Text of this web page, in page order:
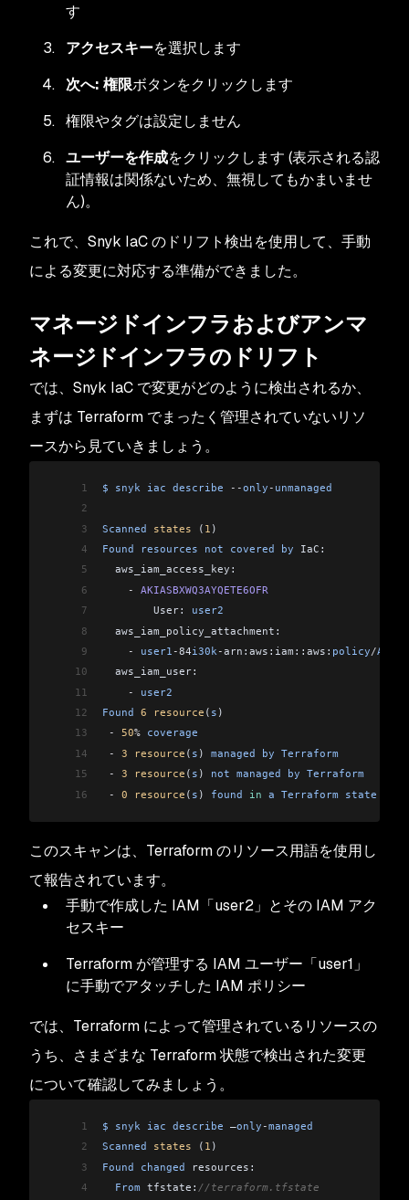
す
アクセスキーを選択します
次へ: 権限ボタンをクリックします
権限やタグは設定しません
ユーザーを作成をクリックします (表示される認
証情報は関係ないため、無視してもかまいませ
ん)。
これで、Snyk IaC のドリフト検出を使用して、手動
による変更に対応する準備ができました。
マネージドインフラおよびアンマ
ネージドインフラのドリフト
では、Snyk IaC で変更がどのように検出されるか、
まずは Terraform でまったく管理されていないリソ
ースから見ていきましょう。
1 $ snyk iac describe --only - unmanaged
2
3
Scanned states ( 1 )
4
Found resources not covered by IaC:
5
  aws_iam_access_key:
6
    -
AKIASBXWQ3AYQETE6OFR
7
        User:
user2
8
  aws_iam_policy_attachment:
9
    -
user1 -84i30k-arn:aws:iam::aws: policy/
10
  aws_iam_user:
11
    -
user2
12
Found 6 resource ( s )
13
- 50% coverage
14
- 3 resource ( s ) managed by Terraform
15
- 3 resource ( s ) not managed by Terraform
16
- 0 resource ( s ) found in a Terraform state
このスキャンは、Terraform のリソース用語を使用し
て報告されています。
手動で作成した IAM「user2」とその IAM アク
セスキー
Terraform が管理する IAM ユーザー「user1」
に手動でアタッチした IAM ポリシー
では、Terraform によって管理されているリソースの
うち、さまざまな Terraform 状態で検出された変更
について確認してみましょう。
1 $ snyk iac describe –only -managed
2
Scanned states ( 1 )
3
Found changed resources:
4
  From
tfstate: //terraform.tfstate